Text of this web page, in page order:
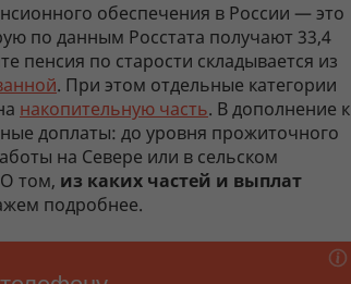
обеспечения в России — это
по данным Росстата получают 33,4
пенсия по старости складывается из
. При этом отдельные категории
накопительную часть. В дополнение к
доплаты: до уровня прожиточного
на Севере или в сельском
О том, из каких частей и выплат
подробнее.